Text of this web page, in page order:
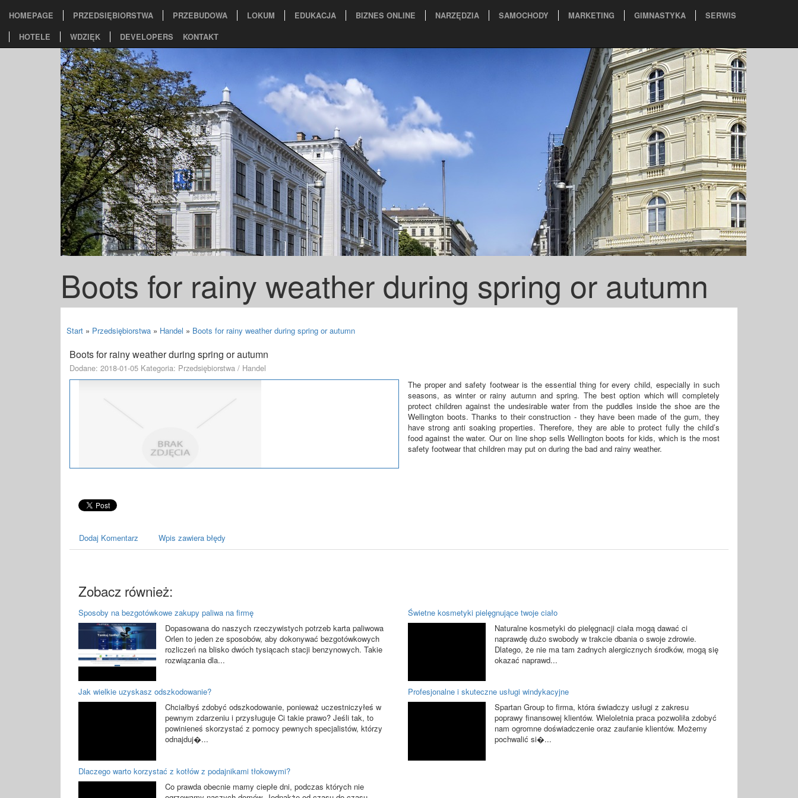
HOMEPAGE PRZEDSIĘBIORSTWA PRZEBUDOWA LOKUM EDUKACJA BIZNES ONLINE NARZĘDZIA SAMOCHODY MARKETING GIMNASTYKA
SERWIS
HOTELE
WDZIĘK DEVELOPERS KONTAKT
Boots for rainy weather during spring or autumn
Start » Przedsiębiorstwa » Handel » Boots for rainy weather during spring or autumn
Boots for rainy weather during spring or autumn
Dodane: 2018-01-05 Kategoria: Przedsiębiorstwa / Handel
The proper and safety footwear is the essential thing for every child, especially in such
seasons, as winter or rainy autumn and spring. The best option which will completely
protect children against the undesirable water from the puddles inside the shoe are the
Wellington boots. Thanks to their construction - they have been made of the gum, they
have strong anti soaking properties. Therefore, they are able to protect fully the child’s
food against the water. Our on line shop sells Wellington boots for kids, which is the most
safety footwear that children may put on during the bad and rainy weather.
Dodaj Komentarz Wpis zawiera błędy
Zobacz również:
Sposoby na bezgotówkowe zakupy paliwa na firmę
Dopasowana do naszych rzeczywistych potrzeb karta paliwowa
Orlen to jeden ze sposobów, aby dokonywać bezgotówkowych
rozliczeń na blisko dwóch tysiącach stacji benzynowych. Takie
rozwiązania dla...
Świetne kosmetyki pielęgnujące twoje ciało
Naturalne kosmetyki do pielęgnacji ciała mogą dawać ci
naprawdę dużo swobody w trakcie dbania o swoje zdrowie.
Dlatego, że nie ma tam żadnych alergicznych środków, mogą się
okazać naprawd...
Jak wielkie uzyskasz odszkodowanie?
Chciałbyś zdobyć odszkodowanie, ponieważ uczestniczyłeś w
pewnym zdarzeniu i przysługuje Ci takie prawo? Jeśli tak, to
powinieneś skorzystać z pomocy pewnych specjalistów, którzy
odnajduj�...
Profesjonalne i skuteczne usługi windykacyjne
Spartan Group to firma, która świadczy usługi z zakresu
poprawy finansowej klientów. Wieloletnia praca pozwoliła zdobyć
nam ogromne doświadczenie oraz zaufanie klientów. Możemy
pochwalić si�...
Dlaczego warto korzystać z kotłów z podajnikami tłokowymi?
Co prawda obecnie mamy ciepłe dni, podczas których nie